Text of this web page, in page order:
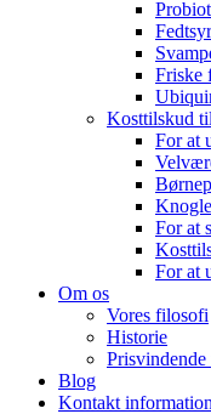
Friske
Kosttilskud
For at
For at
For at
Om os
Vores filosofi
Historie
Blog
Kontakt information